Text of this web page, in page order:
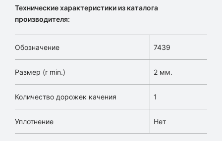
Технические характеристики из каталога
производителя:
Обозначение 7439
Размер (r min.) 2 мм.
Количество дорожек качения 1
Уплотнение Нет